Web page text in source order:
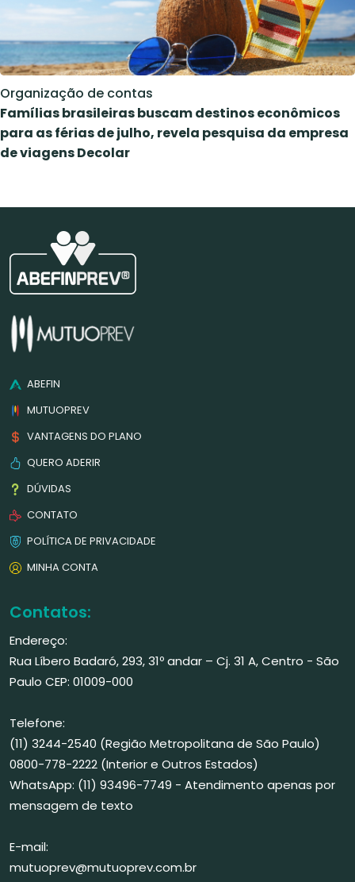
Organização de contas
Famílias brasileiras buscam destinos econômicos
para as férias de julho, revela pesquisa da empresa
de viagens Decolar
ABEFIN
MUTUOPREV
VANTAGENS DO PLANO
QUERO ADERIR
DÚVIDAS
CONTATO
POLÍTICA DE PRIVACIDADE
MINHA CONTA
Contatos:
Endereço:
Rua Líbero Badaró, 293, 31º andar – Cj. 31 A, Centro - São
Paulo CEP: 01009-000
Telefone:
(11) 3244-2540 (Região Metropolitana de São Paulo)
0800-778-2222 (Interior e Outros Estados)
WhatsApp: (11) 93496-7749 - Atendimento apenas por
mensagem de texto
E-mail:
mutuoprev@mutuoprev.com.br